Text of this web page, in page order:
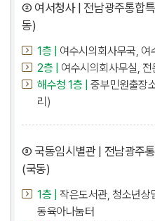
② 여서청사 | 전남광주통합
동)
1층 |
여수시의회사무국, 여
2층 |
여수시의회사무실, 전
해수청 1층 |
중부민원출장
리)
③ 국동임시별관 | 전남광주
(국동)
1층 |
작은도서관, 청소년상
동육아나눔터